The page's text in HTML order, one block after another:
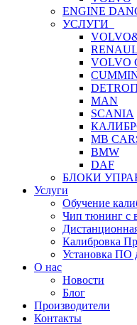
ENGINE
УСЛУГИ
VOLVO
MAN
SCANIA
MB
BMW
DAF
БЛОКИ
Услуги
Обучение
Чип тюнинг с
Калибровка
Установка ПО
О нас
Новости
Блог
Производители
Контакты